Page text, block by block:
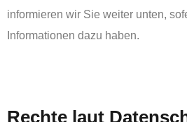
informieren wir Sie weiter unten,
Informationen dazu haben.
Rechte laut